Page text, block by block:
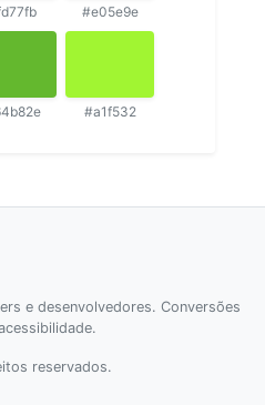
#e05e9e
#a1f532
e desenvolvedores. Conversões
reservados.